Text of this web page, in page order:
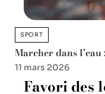
SPORT
Marcher dans
11 mars 2026
Favori des